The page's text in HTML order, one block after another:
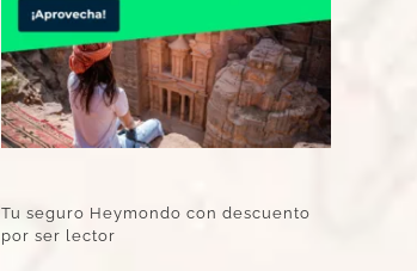
Tu seguro Heymondo con descuento
por ser lector